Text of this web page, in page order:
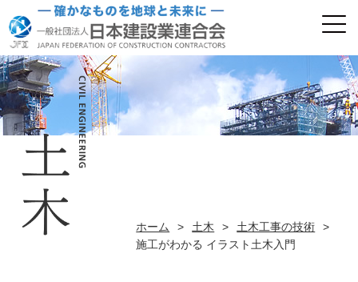
ホーム > 土木 > 土木工事の技術
>
施工がわかる イラスト土木入門